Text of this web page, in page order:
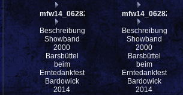
mfw14_062822
Beschreibung:
Showband
2000
Barsbüttel
beim
Erntedankfest
Bardowick
2014
mfw14_062821
Beschreibung:
Showband
2000
Barsbüttel
beim
Erntedankfest
Bardowick
2014